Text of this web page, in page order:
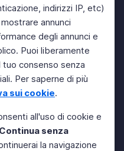
indirizzi IP, etc)
annunci
degli annunci e
Puoi liberamente
consenso senza
Per saperne di più
sui cookie.
all'uso di cookie e
Continua senza
la navigazione